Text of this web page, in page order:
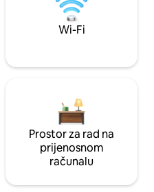
Wi-Fi
Prostor za rad na
prijenosnom
računalu